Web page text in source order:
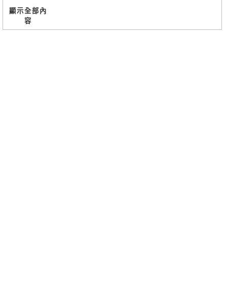
顯示全部內
容